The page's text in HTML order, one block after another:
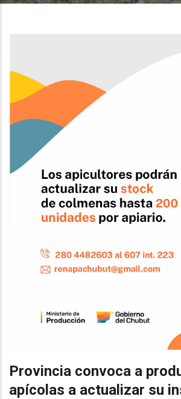
Provincia convoca a
apícolas a actualizar su